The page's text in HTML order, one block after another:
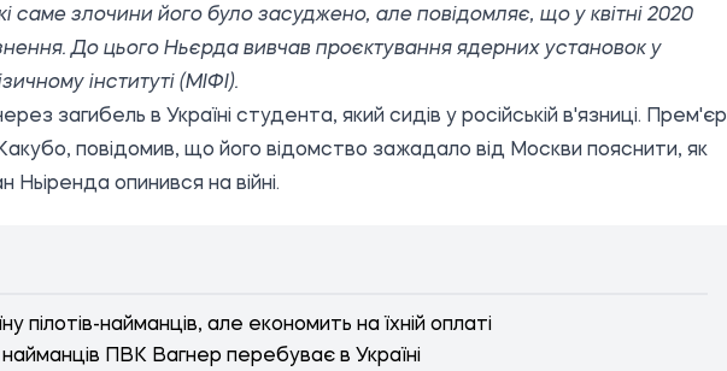
саме злочини його було засуджено, але повідомляє, що у квітні 2020
До цього Ньєрда вивчав проєктування ядерних установок у
інституті (МІФІ).
загибель в Україні студента, який сидів у російській в'язниці. Прем'єр
повідомив, що його відомство зажадало від Москви пояснити, як
Ньіренда опинився на війні.
пілотів-найманців, але економить на їхній оплаті
найманців ПВК Вагнер перебуває в Україні